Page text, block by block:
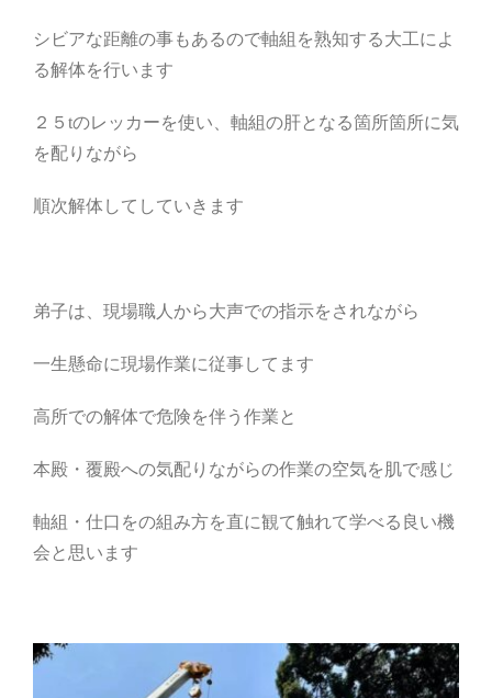
シビアな距離の事もあるので軸組を熟知する大工によ
る解体を行います
２５tのレッカーを使い、軸組の肝となる箇所箇所に気
を配りながら
順次解体してしていきます
弟子は、現場職人から大声での指示をされながら
一生懸命に現場作業に従事してます
高所での解体で危険を伴う作業と
本殿・覆殿への気配りながらの作業の空気を肌で感じ
軸組・仕口をの組み方を直に観て触れて学べる良い機
会と思います